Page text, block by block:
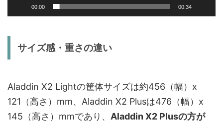
00:00 00:34
サイズ感・重さの違い
Aladdin X2 Lightの筐体サイズは約456（幅）x
121（高さ）mm、Aladdin X2 Plusは476（幅）x
145（高さ）mmであり、 Aladdin X2 Plusの方が